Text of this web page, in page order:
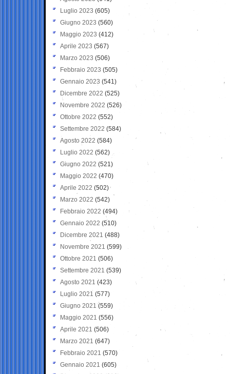
Luglio 2023 (605)
Giugno 2023 (560)
Maggio 2023 (412)
Aprile 2023 (567)
Marzo 2023 (506)
Febbraio 2023 (505)
Gennaio 2023 (541)
Dicembre 2022 (525)
Novembre 2022 (526)
Ottobre 2022 (552)
Settembre 2022 (584)
Agosto 2022 (584)
Luglio 2022 (562)
Giugno 2022 (521)
Maggio 2022 (470)
Aprile 2022 (502)
Marzo 2022 (542)
Febbraio 2022 (494)
Gennaio 2022 (510)
Dicembre 2021 (488)
Novembre 2021 (599)
Ottobre 2021 (506)
Settembre 2021 (539)
Agosto 2021 (423)
Luglio 2021 (577)
Giugno 2021(559)
Maggio 2021 (556)
Aprile 2021 (506)
Marzo 2021 (647)
Febbraio 2021 (570)
Gennaio 2021 (605)